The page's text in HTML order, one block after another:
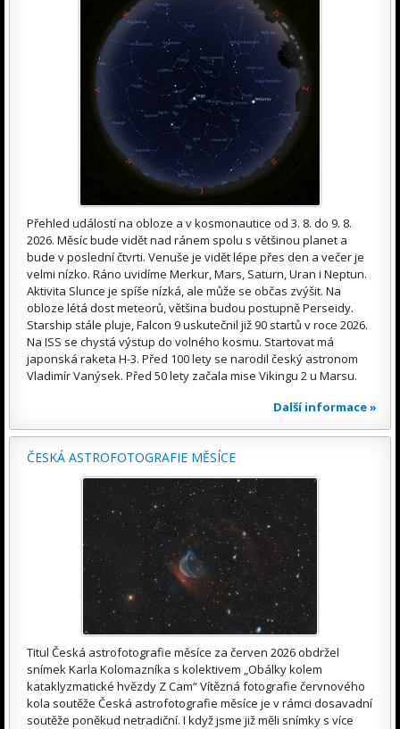
Přehled událostí na obloze a v kosmonautice od 3. 8. do 9. 8.
2026. Měsíc bude vidět nad ránem spolu s většinou planet a
bude v poslední čtvrti. Venuše je vidět lépe přes den a večer je
velmi nízko. Ráno uvidíme Merkur, Mars, Saturn, Uran i Neptun.
Aktivita Slunce je spíše nízká, ale může se občas zvýšit. Na
obloze létá dost meteorů, většina budou postupně Perseidy.
Starship stále pluje, Falcon 9 uskutečnil již 90 startů v roce 2026.
Na ISS se chystá výstup do volného kosmu. Startovat má
japonská raketa H-3. Před 100 lety se narodil český astronom
Vladimír Vanýsek. Před 50 lety začala mise Vikingu 2 u Marsu.
Další informace »
ČESKÁ ASTROFOTOGRAFIE MĚSÍCE
Titul Česká astrofotografie měsíce za červen 2026 obdržel
snímek Karla Kolomazníka s kolektivem „Obálky kolem
kataklyzmatické hvězdy Z Cam“ Vítězná fotografie červnového
kola soutěže Česká astrofotografie měsíce je v rámci dosavadní
soutěže poněkud netradiční. I když jsme již měli snímky s více